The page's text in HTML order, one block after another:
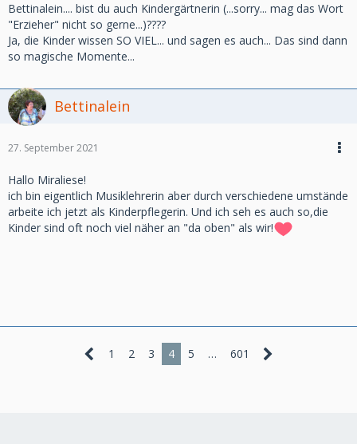
Bettinalein.... bist du auch Kindergärtnerin (...sorry... mag das Wort
"Erzieher" nicht so gerne...)????
Ja, die Kinder wissen SO VIEL... und sagen es auch... Das sind dann
so magische Momente...
Bettinalein
27. September 2021
Hallo Miraliese!
ich bin eigentlich Musiklehrerin aber durch verschiedene umstände
arbeite ich jetzt als Kinderpflegerin. Und ich seh es auch so,die
Kinder sind oft noch viel näher an "da oben" als wir!
1 2 3 4 5 … 601